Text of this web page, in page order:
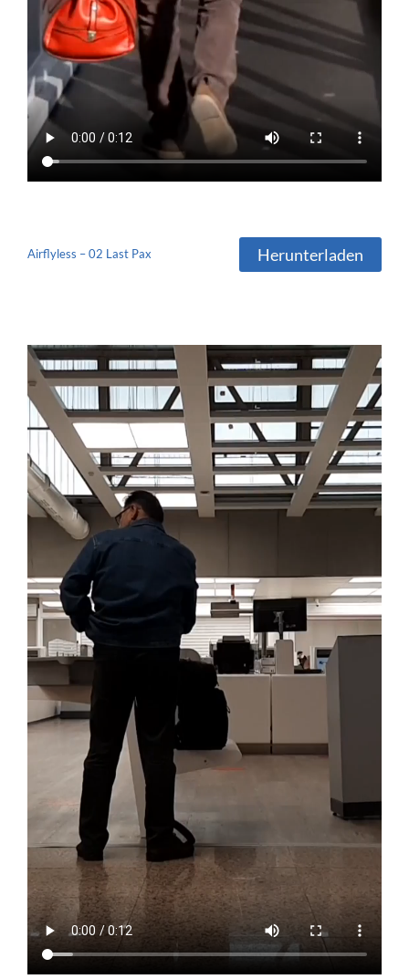
Airflyless – 02 Last Pax Herunterladen